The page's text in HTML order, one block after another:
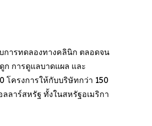
การทดลองทางคลินิก ตลอดจน
การดูแลบาดแผล และ
โครงการให้กับบริษัทกว่า 150
ลาร์สหรัฐ ทั้งในสหรัฐอเมริกา